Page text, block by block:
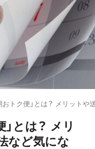
おトク便」とは？ メリット
とは？ メリ
など気にな